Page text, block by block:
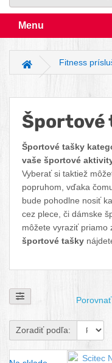
Menu
Hlavná stránka
Fitness
Športové
Športové tašky
vaše športové
Vyberať si taktiež
popruhom, vďaka
bude pohodlne nosiť
cez plece, či dámske
môžete vyraziť priamo
športové tašky
Zobraziť filtre
Zoradiť podľa: